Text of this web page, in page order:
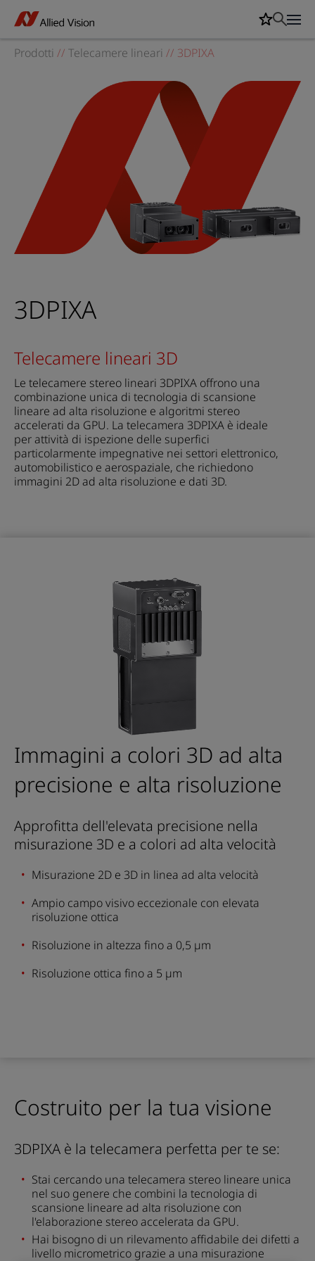
Prodotti // Telecamere lineari // 3DPIXA
3DPIXA
Telecamere lineari 3D
Le telecamere stereo lineari 3DPIXA offrono una
combinazione unica di tecnologia di scansione
lineare ad alta risoluzione e algoritmi stereo
accelerati da GPU. La telecamera 3DPIXA è ideale
per attività di ispezione delle superfici
particolarmente impegnative nei settori elettronico,
automobilistico e aerospaziale, che richiedono
immagini 2D ad alta risoluzione e dati 3D.
Immagini a colori 3D ad alta
precisione e alta risoluzione
Approfitta dell'elevata precisione nella
misurazione 3D e a colori ad alta velocità
Misurazione 2D e 3D in linea ad alta velocità
Ampio campo visivo eccezionale con elevata
risoluzione ottica
Risoluzione in altezza fino a 0,5 µm
Risoluzione ottica fino a 5 µm
Costruito per la tua visione
3DPIXA è la telecamera perfetta per te se:
Stai cercando una telecamera stereo lineare unica
nel suo genere che combini la tecnologia di
scansione lineare ad alta risoluzione con
l'elaborazione stereo accelerata da GPU.
Hai bisogno di un rilevamento affidabile dei difetti a
livello micrometrico grazie a una misurazione